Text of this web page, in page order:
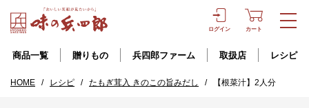
ログイン カート
商品一覧 贈りもの 兵四郎ファーム 取扱店 レシピ
HOME / レシピ / たもぎ茸入 きのこの旨みだし / 【根菜汁】2人分